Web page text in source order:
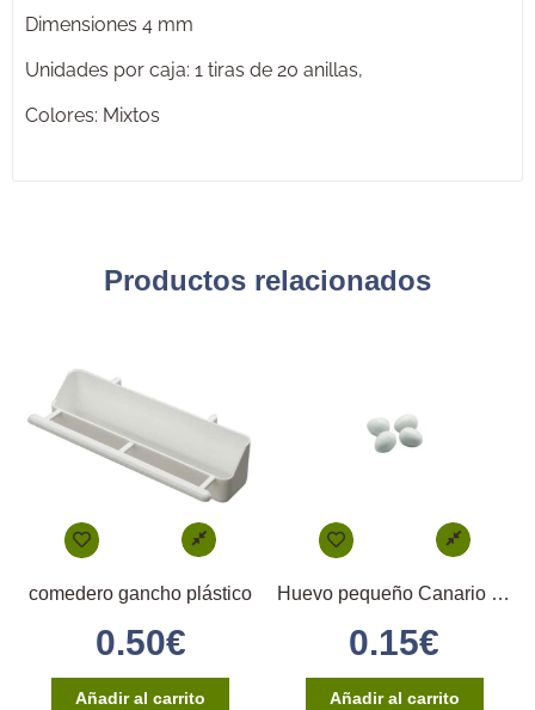
Dimensiones 4 mm
Unidades por caja: 1 tiras de 20 anillas,
Colores: Mixtos
Productos relacionados
comedero gancho plástico
0.50€
Añadir al carrito
Huevo pequeño Canario (Blanco)
0.15€
Añadir al carrito